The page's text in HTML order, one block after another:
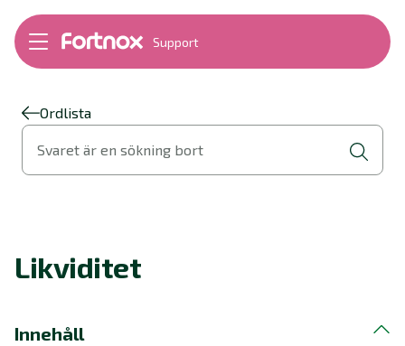
Support
Bokföring
Fakturering
Byt till Fortnox
Felsökning
Support Play
Ordlista
Svaret är en sökning bort
Likviditet
Innehåll